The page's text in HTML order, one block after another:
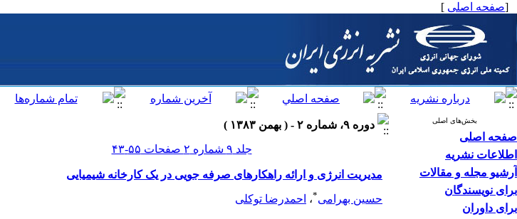
[صفحه اصلی ]
بخش‌های اصلی
صفحه اصلی
اطلاعات نشریه
آرشیو مجله و مقالات
برای نویسندگان
برای داوران
دوره ۹، شماره ۲ - ( بهمن ۱۳۸۳ )
جلد ۹ شماره ۲ صفحات ۵۵-۴۳
مدیریت انرژی و ارائه راهکارهای صرفه جویی در یک کارخانه شیمیایی
حسین بهرامی*، احمدرضا توکلی